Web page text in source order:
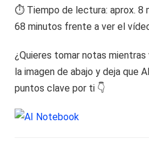
⏱️ Tiempo de lectura: aprox. 8
68 minutos frente a ver el
¿Quieres tomar notas
la imagen de abajo y deja que
puntos clave por ti 👇